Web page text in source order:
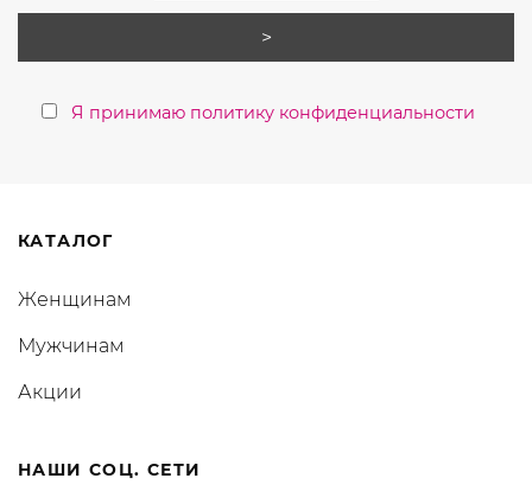
Я принимаю политику конфиденциальности
КАТАЛОГ
Женщинам
Мужчинам
Акции
НАШИ СОЦ. СЕТИ